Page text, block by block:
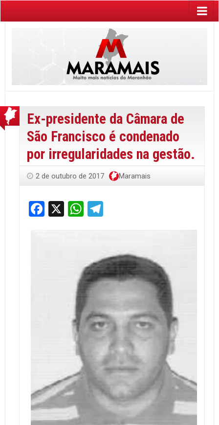
Ex-presidente da Câmara de
São Francisco é condenado
por irregularidades na gestão.
2 de outubro de 2017 Maramais
Facebook
X WhatsApp